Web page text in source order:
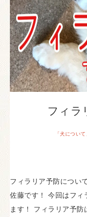
フィラ
「犬について
フィラリア予防につい
佐藤です！ 今回はフィ
ます！ フィラリア予